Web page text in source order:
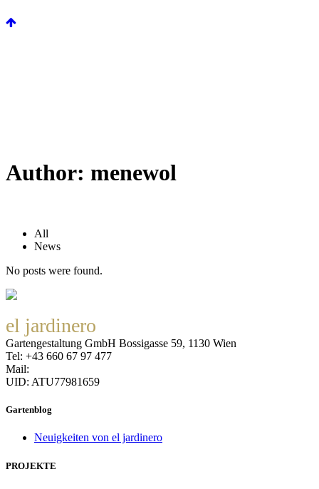
Author: menewol
All
News
No posts were found.
el jardinero
Gartengestaltung GmbH Bossigasse 59, 1130 Wien
Tel: +43 660 67 97 477
Mail:
UID: ATU77981659
Gartenblog
Neuigkeiten von el jardinero
PROJEKTE